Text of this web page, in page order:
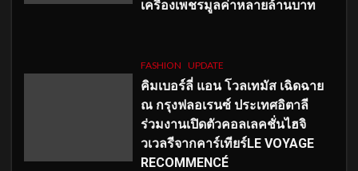
เครื่องเพชรมูลค่าหลายล้านบาท
FASHION UPDATE
คิมเบอร์ลี่ แอน โวลเทมัส เฉิดฉาย
ณ กรุงฟลอเรนซ์ ประเทศอิตาลี
ร่วมงานเปิดตัวคอลเลคชั่นไฮจิ
วเวลรีจากคาร์เทียร์LE VOYAGE
RECOMMENCÉ